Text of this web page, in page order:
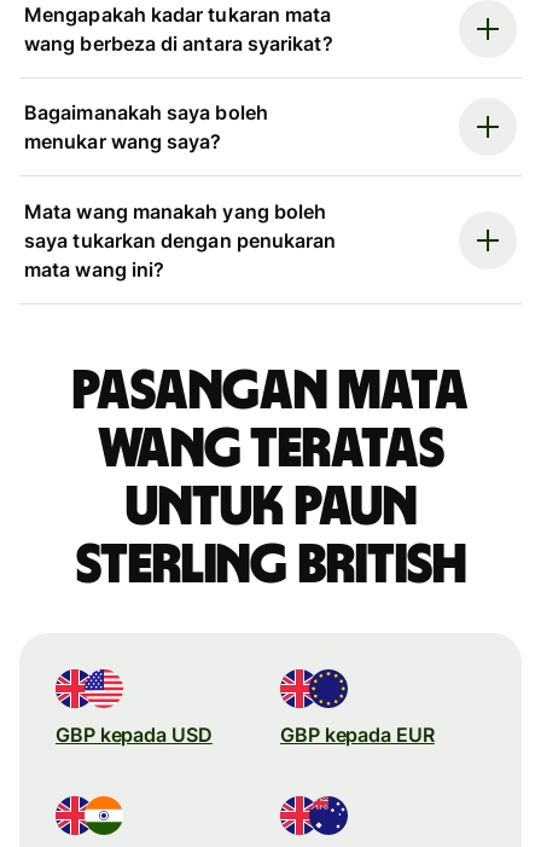
Mengapakah kadar tukaran mata
wang berbeza di antara syarikat?
Bagaimanakah saya boleh
menukar wang saya?
Mata wang manakah yang boleh
saya tukarkan dengan penukaran
mata wang ini?
Pasangan mata
wang teratas
untuk paun
sterling British
GBP kepada USD GBP kepada EUR